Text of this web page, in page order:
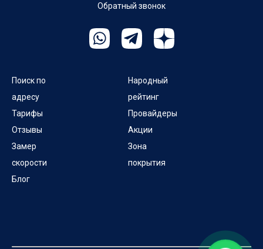
Обратный звонок
Поиск по
адресу
Тарифы
Отзывы
Замер
скорости
Блог
Народный
рейтинг
Провайдеры
Акции
Зона
покрытия